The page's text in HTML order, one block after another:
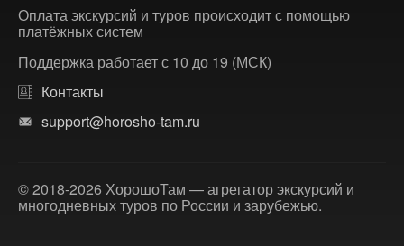
Оплата экскурсий и туров происходит с помощью
платёжных систем
Поддержка работает с 10 до 19 (МСК)
Контакты
support@horosho-tam.ru
© 2018-2026 ХорошоТам — агрегатор экскурсий и
многодневных туров по России и зарубежью.